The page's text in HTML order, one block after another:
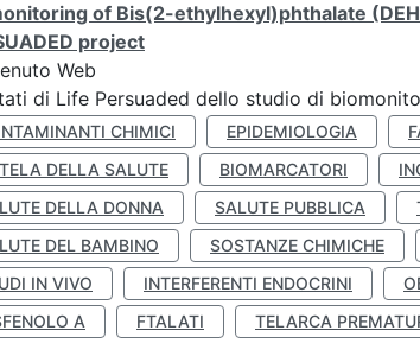
of Bis(2-ethylhexyl)phthalate
project
Web
di Life Persuaded dello studio di
CHIMICI EPIDEMIOLOGIA
DELLA SALUTE
BIOMARCATORI
DELLA DONNA
SALUTE PUBBLICA
DEL BAMBINO
SOSTANZE CHIMICHE
IN VIVO
INTERFERENTI ENDOCRINI
A
FTALATI TELARCA